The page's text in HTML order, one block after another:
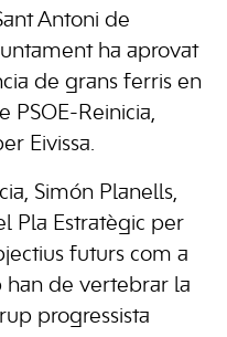
Antoni de
ha aprovat
de grans ferris en
PSOE-Reinicia,
Eivissa.
Simón Planells,
Pla Estratègic per
futurs com a
han de vertebrar la
progressista